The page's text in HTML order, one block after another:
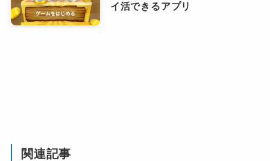
イ活できるアプリ
関連記事